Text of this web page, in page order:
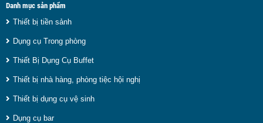
Danh mục sản phẩm
Thiết bị tiền sảnh
Dụng cụ Trong phòng
Thiết Bị Dụng Cụ Buffet
Thiết bị nhà hàng, phòng tiệc hội nghị
Thiết bị dụng cụ vệ sinh
Dụng cụ bar